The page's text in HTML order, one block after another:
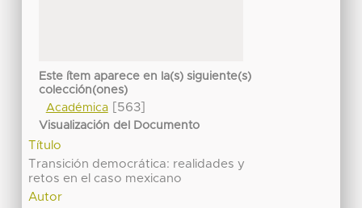
Este ítem aparece en la(s) siguiente(s)
colección(ones)
Académica[563]
Visualización del Documento
Título
Transición democrática: realidades y
retos en el caso mexicano
Autor